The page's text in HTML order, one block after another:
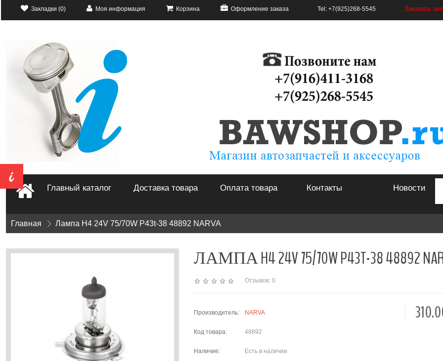
Закладки (0) Моя информация Корзина Оформление заказа Tel: +7(925)268-5545 Заказать
Главный каталог Доставка товара Оплата товара Контакты Новости
Главная » Лампа H4 24V 75/70W P43t-38 48892 NARVA
ЛАМПА H4 24V 75/70W P43T-38 48892
Отзывов: 0
Производитель: NARVA
Код товара: 48892
Наличие: Есть в наличии